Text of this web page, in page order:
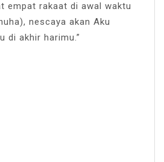
empat rakaat di awal waktu
nescaya akan Aku
di akhir harimu.”